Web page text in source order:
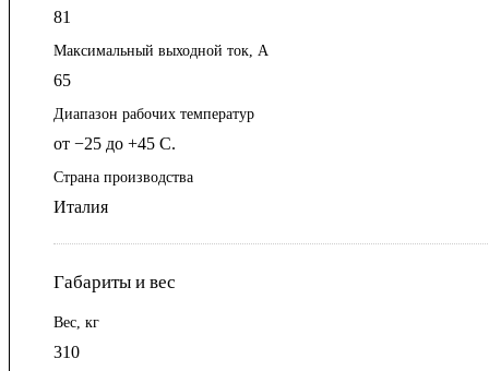
81
Максимальный выходной ток, А
65
Диапазон рабочих температур
от −25 до +45 С.
Страна производства
Италия
Габариты и вес
Вес, кг
310